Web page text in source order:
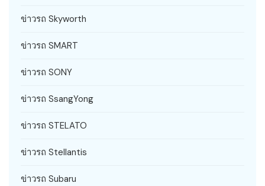
ข่าวรถ Skyworth
ข่าวรถ SMART
ข่าวรถ SONY
ข่าวรถ SsangYong
ข่าวรถ STELATO
ข่าวรถ Stellantis
ข่าวรถ Subaru